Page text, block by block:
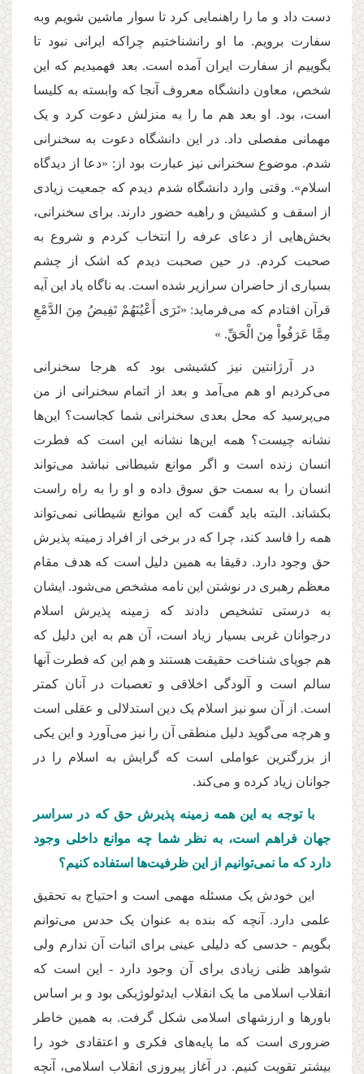
دست داد و ما را راهنمایی کرد تا سوار ماشین شویم وبه
سفارت برویم. ما او رانشناختیم چراکه ایرانی نبود تا
بگوییم از سفارت ایران آمده است. بعد فهمیدیم که این
شخص، معاون دانشگاه معروف آنجا که وابسته به کلیسا
است، بود. او بعد هم ما را به منزلش دعوت کرد و یک
مهمانی مفصلی داد. در این دانشگاه دعوت به سخنرانی
شدم. موضوع سخنرانی نیز عبارت بود از: «دعا از دیدگاه
اسلام». وقتی وارد دانشگاه شدم دیدم که جمعیت زیادی
از اسقف و کشیش و راهبه حضور دارند. برای سخنرانی،
بخش‌هایی از دعای عرفه را انتخاب کردم و شروع به
صحبت کردم. در حین صحبت دیدم که اشک از چشم
بسیاری از حاضران سرازیر شده است. به ناگاه یاد این آیه
قرآن افتادم که می‌فرماید: «تَرَى أَعْیُنَهُمْ تَفِیضُ مِنَ الدَّمْعِ
مِمَّا عَرَفُواْ مِنَ الْحَقِّ. »
در آرژانتین نیز کشیشی بود که هرجا سخنرانی
می‌کردیم او هم می‌آمد و بعد از اتمام سخنرانی از من
می‌پرسید که محل بعدی سخنرانی شما کجاست؟ این‌ها
نشانه چیست؟ همه این‌ها نشانه این است که فطرت
انسان زنده است و اگر موانع شیطانی نباشد می‌تواند
انسان را به سمت حق سوق داده و او را به راه راست
بکشاند. البته باید گفت که این موانع شیطانی نمی‌تواند
همه را فاسد کند، چرا که در برخی از افراد زمینه پذیرش
حق وجود دارد. دقیقا به همین دلیل است که هدف مقام
معظم رهبری در نوشتن این نامه مشخص می‌شود. ایشان
به درستی تشخیص دادند که زمینه پذیرش اسلام
درجوانان غربی بسیار زیاد است، آن هم به این دلیل که
هم جویای شناخت حقیقت هستند و هم این که فطرت آنها
سالم است و آلودگی اخلاقی و تعصبات در آنان کمتر
است. از آن سو نیز اسلام یک دین استدلالی و عقلی است
و هرچه می‌گوید دلیل منطقی آن را نیز می‌آورد و این یکی
از بزرگترین عواملی است که گرایش به اسلام را در
جوانان زیاد کرده و می‌کند.
با توجه به این همه زمینه پذیرش حق كه در سراسر
جهان فراهم است، به نظر شما چه موانع داخلی وجود
دارد که ما نمی‌توانیم از این ظرفیت‌ها استفاده کنیم؟
این خودش یک مسئله مهمی است و احتیاج به تحقیق
علمی دارد. آنچه که بنده به عنوان یک حدس می‌توانم
بگویم - حدسی که دلیلی عینی برای اثبات آن ندارم ولی
شواهد ظنی زیادی برای آن وجود دارد - این است که
انقلاب اسلامی ما یک انقلاب ایدئولوژیکی بود و بر اساس
باورها و ارزشهای اسلامی شکل گرفت. به همین خاطر
ضروری است که ما پایه‌های فکری و اعتقادی خود را
بیشتر تقویت کنیم. در آغاز پیروزی انقلاب اسلامی، آنچه